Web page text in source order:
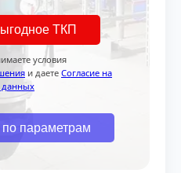
ТКП
условия
и даете Согласие на
данных
по параметрам